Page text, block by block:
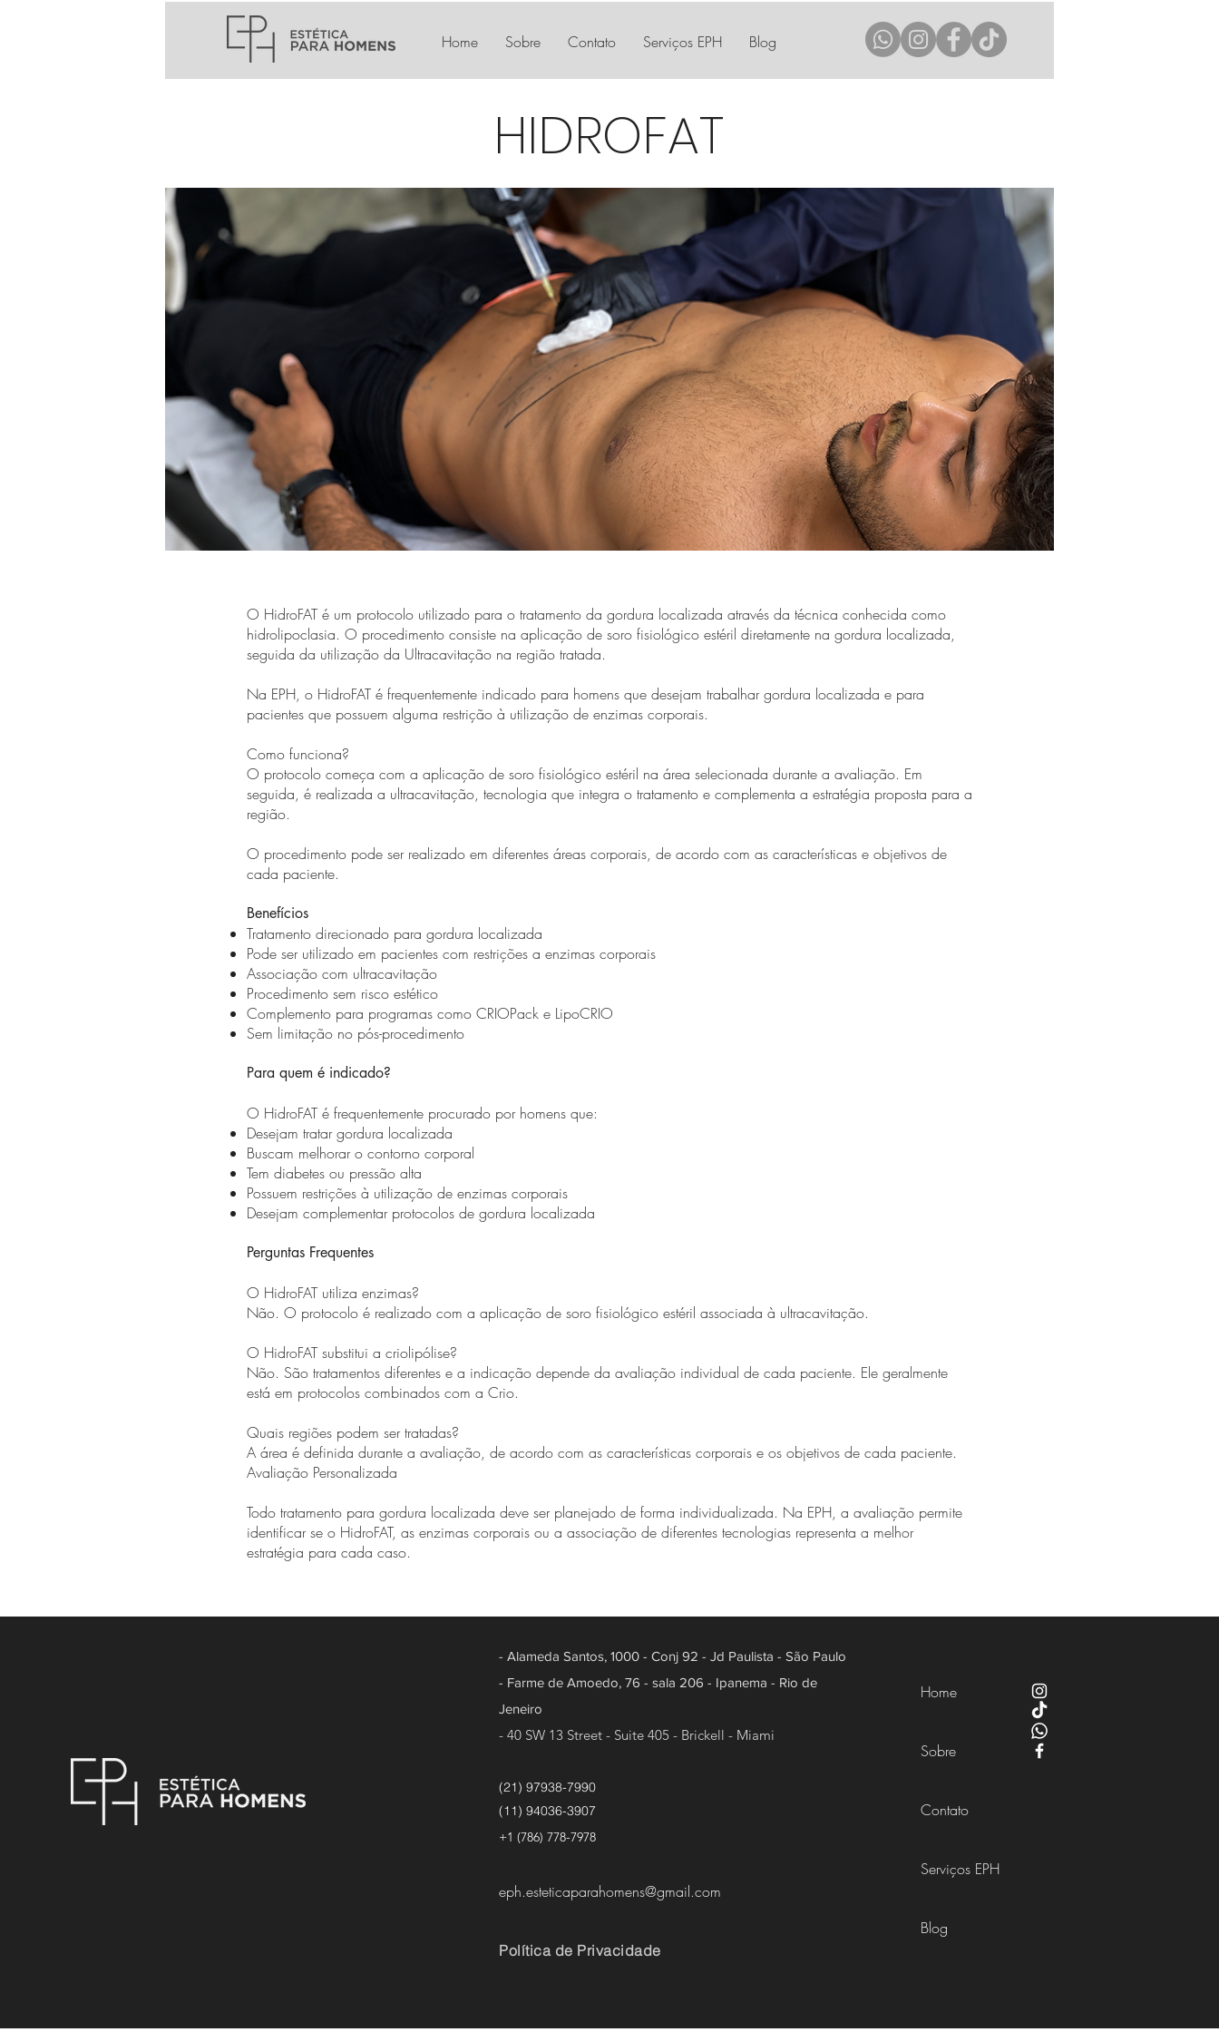
Home Sobre Contato Serviços EPH Blog
HIDROFAT
O HidroFAT é um protocolo utilizado para o tratamento da gordura localizada através da técnica conhecida como
hidrolipoclasia. O procedimento consiste na aplicação de soro fisiológico estéril diretamente na gordura localizada,
seguida da utilização da Ultracavitação na região tratada.
Na EPH, o HidroFAT é frequentemente indicado para homens que desejam trabalhar gordura localizada e para
pacientes que possuem alguma restrição à utilização de enzimas corporais.
Como funciona?
O protocolo começa com a aplicação de soro fisiológico estéril na área selecionada durante a avaliação. Em
seguida, é realizada a ultracavitação, tecnologia que integra o tratamento e complementa a estratégia proposta para a
região.
O procedimento pode ser realizado em diferentes áreas corporais, de acordo com as características e objetivos de
cada paciente.
Benefícios
Tratamento direcionado para gordura localizada
Pode ser utilizado em pacientes com restrições a enzimas corporais
Associação com ultracavitação
Procedimento sem risco estético
Complemento para programas como CRIOPack e LipoCRIO
Sem limitação no pós-procedimento
Para quem é indicado?
O HidroFAT é frequentemente procurado por homens que:
Desejam tratar gordura localizada
Buscam melhorar o contorno corporal
Tem diabetes ou pressão alta
Possuem restrições à utilização de enzimas corporais
Desejam complementar protocolos de gordura localizada
Perguntas Frequentes
O HidroFAT utiliza enzimas?
Não. O protocolo é realizado com a aplicação de soro fisiológico estéril associada à ultracavitação.
O HidroFAT substitui a criolipólise?
Não. São tratamentos diferentes e a indicação depende da avaliação individual de cada paciente. Ele geralmente
está em protocolos combinados com a Crio.
Quais regiões podem ser tratadas?
A área é definida durante a avaliação, de acordo com as características corporais e os objetivos de cada paciente.
Avaliação Personalizada
Todo tratamento para gordura localizada deve ser planejado de forma individualizada. Na EPH, a avaliação permite
identificar se o HidroFAT, as enzimas corporais ou a associação de diferentes tecnologias representa a melhor
estratégia para cada caso.
- Alameda Santos, 1000 - Conj 92 - Jd Paulista - São Paulo
- Farme de Amoedo, 76 - sala 206 - Ipanema - Rio de
Jeneiro
- 40 SW 13 Street - Suite 405 - Brickell - Miami
(21) 97938-7990
(11) 94036-3907
+1 (786) 778-7978
eph.esteticaparahomens@gmail.com
Política de Privacidade
Home
Sobre
Contato
Serviços EPH
Blog